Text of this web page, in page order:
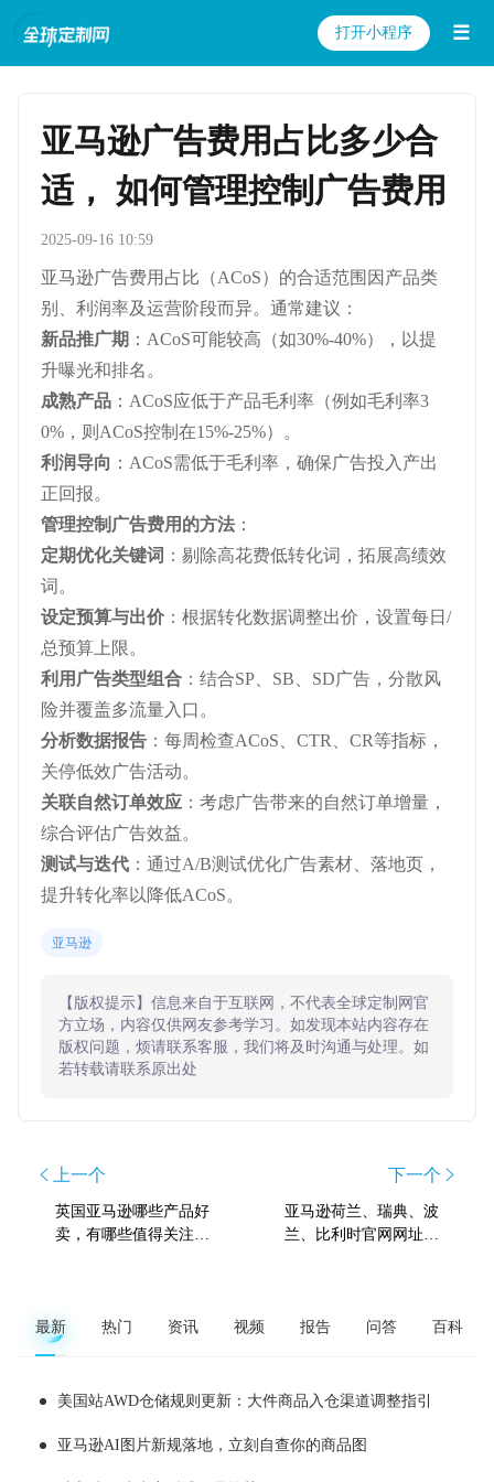
打开小程序 ☰
亚马逊广告费用占比多少合
适， 如何管理控制广告费用
2025-09-16 10:59
亚马逊广告费用占比（ACoS）的合适范围因产品类
别、利润率及运营阶段而异。通常建议：
新品推广期 ：ACoS可能较高（如30%-40%），以提
升曝光和排名。
成熟产品 ：ACoS应低于产品毛利率（例如毛利率3
0%，则ACoS控制在15%-25%）。
利润导向 ：ACoS需低于毛利率，确保广告投入产出
正回报。
管理控制广告费用的方法 ：
定期优化关键词 ：剔除高花费低转化词，拓展高绩效
词。
设定预算与出价 ：根据转化数据调整出价，设置每日/
总预算上限。
利用广告类型组合 ：结合SP、SB、SD广告，分散风
险并覆盖多流量入口。
分析数据报告 ：每周检查ACoS、CTR、CR等指标，
关停低效广告活动。
关联自然订单效应 ：考虑广告带来的自然订单增量，
综合评估广告效益。
测试与迭代 ：通过A/B测试优化广告素材、落地页，
提升转化率以降低ACoS。
亚马逊
【版权提示】信息来自于互联网，不代表全球定制网官
方立场，内容仅供网友参考学习。如发现本站内容存在
版权问题，烦请联系客服，我们将及时沟通与处理。如
若转载请联系原出处
上一个
英国亚马逊哪些产品好
卖，有哪些值得关注的
下一个
亚马逊荷兰、瑞典、波
兰、比利时官网网址，
最新 热门 资讯 视频 报告 问答 百科
美国站AWD仓储规则更新：大件商品入仓渠道调整指引
亚马逊AI图片新规落地，立刻自查你的商品图